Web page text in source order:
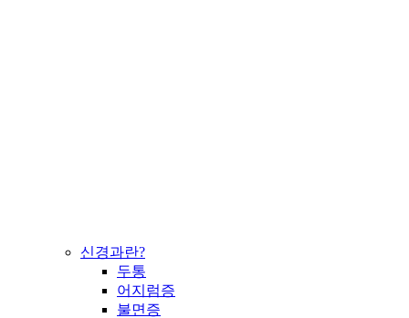
신경과란?
두통
어지럼증
불면증